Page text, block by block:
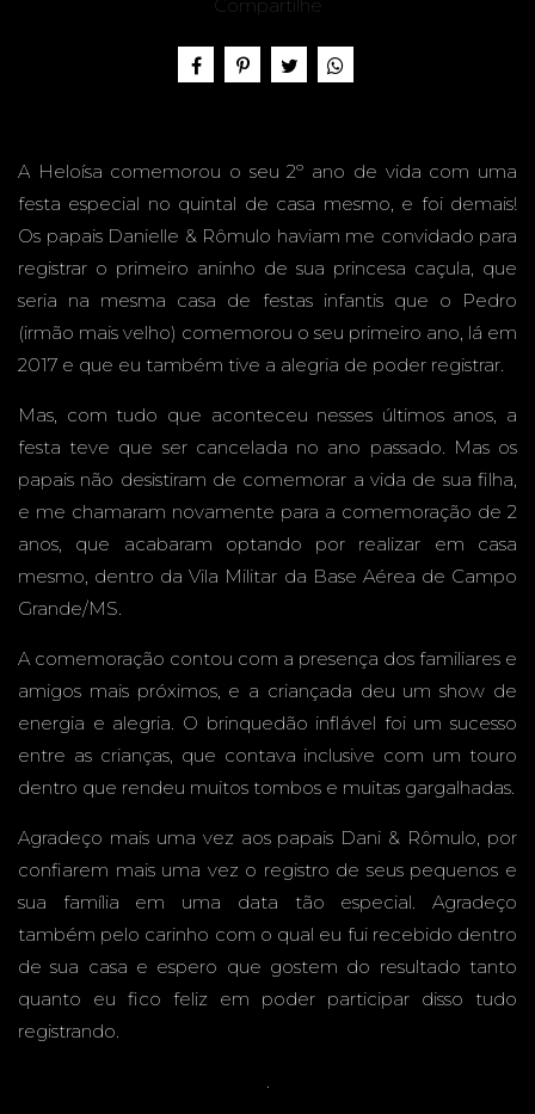
A, 2
ANOS -
FESTA
EM
CASA -
CAMPO
GRAND
E - MS
Compartilhe
A Heloísa comemorou o seu 2º ano de vida com uma
festa especial no quintal de casa mesmo, e foi demais!
Os papais Danielle & Rômulo haviam me convidado para
registrar o primeiro aninho de sua princesa caçula, que
seria na mesma casa de festas infantis que o Pedro
(irmão mais velho) comemorou o seu primeiro ano, lá em
2017 e que eu também tive a alegria de poder registrar.
Mas, com tudo que aconteceu nesses últimos anos, a
festa teve que ser cancelada no ano passado. Mas os
papais não desistiram de comemorar a vida de sua filha,
e me chamaram novamente para a comemoração de 2
anos, que acabaram optando por realizar em casa
mesmo, dentro da Vila Militar da Base Aérea de Campo
Grande/MS.
A comemoração contou com a presença dos familiares e
amigos mais próximos, e a criançada deu um show de
energia e alegria. O brinquedão inflável foi um sucesso
entre as crianças, que contava inclusive com um touro
dentro que rendeu muitos tombos e muitas gargalhadas.
Agradeço mais uma vez aos papais Dani & Rômulo, por
confiarem mais uma vez o registro de seus pequenos e
sua família em uma data tão especial. Agradeço
também pelo carinho com o qual eu fui recebido dentro
de sua casa e espero que gostem do resultado tanto
quanto eu fico feliz em poder participar disso tudo
registrando.
.